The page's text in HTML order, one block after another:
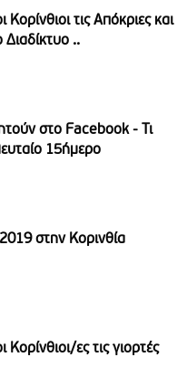
Κορίνθιοι τις Απόκριες και
Διαδίκτυο ..
στο Facebook - Τι
15ήμερο
στην Κορινθία
Κορίνθιοι/ες τις γιορτές